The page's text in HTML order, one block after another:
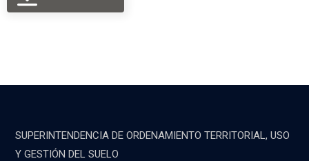
SUPERINTENDENCIA DE ORDENAMIENTO TERRITORIAL, USO
Y GESTIÓN DEL SUELO